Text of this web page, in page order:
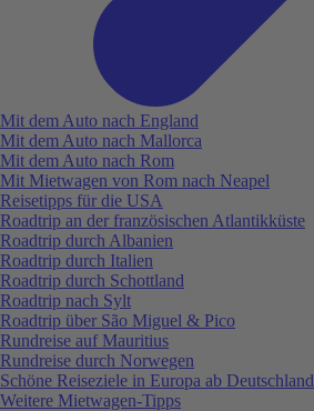
Mit dem Auto nach England
Mit dem Auto nach Mallorca
Mit dem Auto nach Rom
Mit Mietwagen von Rom nach Neapel
Reisetipps für die USA
Roadtrip an der französischen Atlantikküste
Roadtrip durch Albanien
Roadtrip durch Italien
Roadtrip durch Schottland
Roadtrip nach Sylt
Roadtrip über São Miguel & Pico
Rundreise auf Mauritius
Rundreise durch Norwegen
Schöne Reiseziele in Europa ab Deutschland
Weitere Mietwagen-Tipps